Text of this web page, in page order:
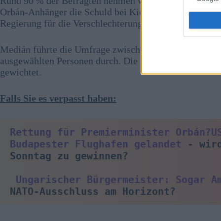
Orbán‑Anhänger die Schuld bei Kiew und Präsident
Regierung für die Verschlechterung der Beziehungen
Medián führte die Umfrage zwischen dem 23. und 26.
ausgewählten Personen durch. Die Ergebnisse sind
gewichtet.
Falls Sie es verpasst haben:
Rettung für Premierminister Orbán?
Budapester Flughafen gelandet -
Sonntag zu gewinnen?
Ungarischer Bürgermeister: Sogar
NATO-Ausschluss am Horizont?